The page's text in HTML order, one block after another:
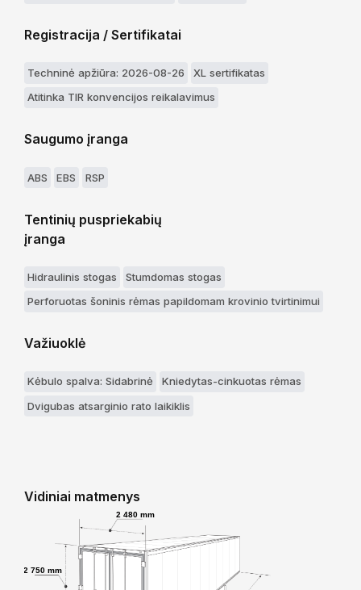
Registracija / Sertifikatai
Techninė apžiūra: 2026-08-26
XL sertifikatas
Atitinka TIR konvencijos reikalavimus
Saugumo įranga
ABS EBS RSP
Tentinių puspriekabių
įranga
Hidraulinis stogas
Stumdomas stogas
Perforuotas šoninis rėmas papildomam krovinio tvirtinimui
Važiuoklė
Kėbulo spalva: Sidabrinė
Kniedytas-cinkuotas rėmas
Dvigubas atsarginio rato laikiklis
Vidiniai matmenys
2 480 mm
2 750 mm